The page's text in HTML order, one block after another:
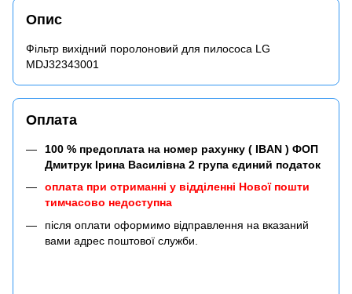
Опис
Фільтр вихідний поролоновий для пилососа LG
MDJ32343001
Оплата
100 % предоплата на номер рахунку ( IBAN ) ФОП
Дмитрук Ірина Василівна 2 група єдиний податок
оплата при отриманні у відділенні Нової пошти
тимчасово недоступна
після оплати оформимо відправлення на вказаний
вами адрес поштової служби.